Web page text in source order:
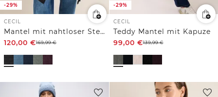
-29%
CECIL
Mantel mit nahtloser Steppung
120,00 €169,99€
-29%
CECIL
Teddy Mantel mit Kapuze
99,00 €139,99€